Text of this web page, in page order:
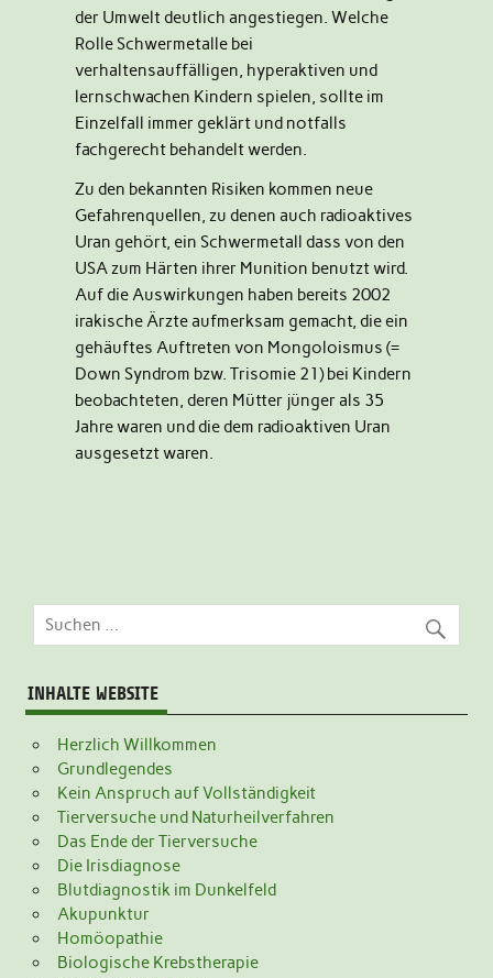
der Umwelt deutlich angestiegen. Welche
Rolle Schwermetalle bei
verhaltensauffälligen, hyperaktiven und
lernschwachen Kindern spielen, sollte im
Einzelfall immer geklärt und notfalls
fachgerecht behandelt werden.
Zu den bekannten Risiken kommen neue
Gefahrenquellen, zu denen auch radioaktives
Uran gehört, ein Schwermetall dass von den
USA zum Härten ihrer Munition benutzt wird.
Auf die Auswirkungen haben bereits 2002
irakische Ärzte aufmerksam gemacht, die ein
gehäuftes Auftreten von Mongoloismus (=
Down Syndrom bzw. Trisomie 21) bei Kindern
beobachteten, deren Mütter jünger als 35
Jahre waren und die dem radioaktiven Uran
ausgesetzt waren.
INHALTE WEBSITE
Herzlich Willkommen
Grundlegendes
Kein Anspruch auf Vollständigkeit
Tierversuche und Naturheilverfahren
Das Ende der Tierversuche
Die Irisdiagnose
Blutdiagnostik im Dunkelfeld
Akupunktur
Homöopathie
Biologische Krebstherapie